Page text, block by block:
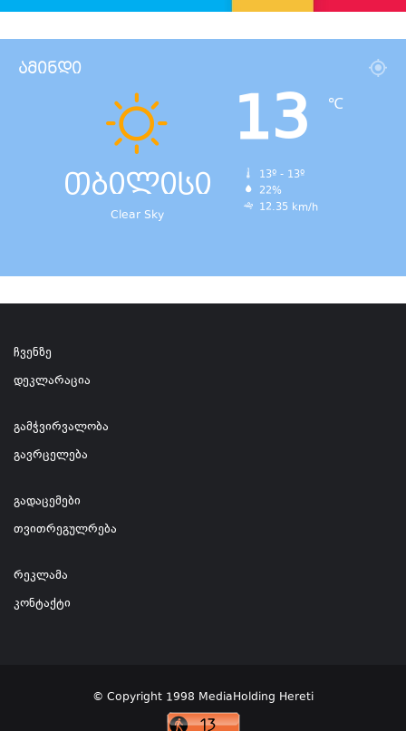
ამინდი
თბილისი
Clear Sky
13 ℃
13º - 13º
22%
12.35 km/h
ჩვენზე
დეკლარაცია
გამჭვირვალობა
გავრცელება
გადაცემები
თვითრეგულრება
რეკლამა
კონტაქტი
© Copyright 1998 MediaHolding Hereti